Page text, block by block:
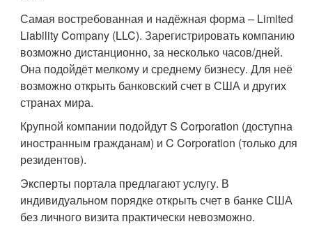
Самая востребованная и надёжная форма – Limited
Liability Company (LLC). Зарегистрировать компанию
возможно дистанционно, за несколько часов/дней.
Она подойдёт мелкому и среднему бизнесу. Для неё
возможно открыть банковский счет в США и других
странах мира.
Крупной компании подойдут S Corporation (доступна
иностранным гражданам) и C Corporation (только для
резидентов).
Эксперты портала предлагают услугу. В
индивидуальном порядке открыть счет в банке США
без личного визита практически невозможно.